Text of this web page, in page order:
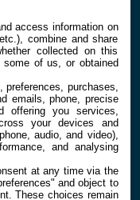
access information on
combine and share
collected on this
of us, or obtained
purchases,
emails, phone, precise
offering you services,
your devices and
audio, and video),
and analysing
at any time via the
and object to
These choices remain